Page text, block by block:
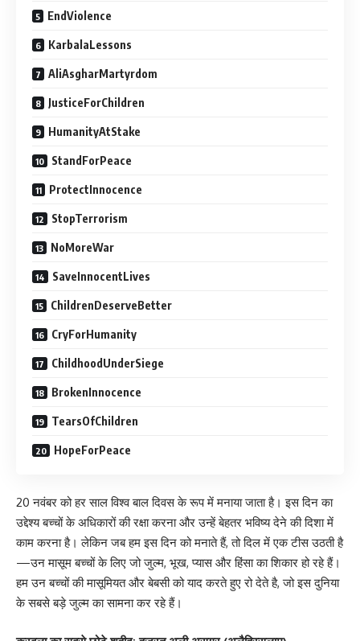
EndViolence
KarbalaLessons
AliAsgharMartyrdom
JusticeForChildren
HumanityAtStake
StandForPeace
ProtectInnocence
StopTerrorism
NoMoreWar
SaveInnocentLives
ChildrenDeserveBetter
CryForHumanity
ChildhoodUnderSiege
BrokenInnocence
TearsOfChildren
HopeForPeace
20 नवंबर को हर साल विश्व बाल दिवस के रूप में मनाया जाता है। इस दिन का
उद्देश्य बच्चों के अधिकारों की रक्षा करना और उन्हें बेहतर भविष्य देने की दिशा में
काम करना है। लेकिन जब हम इस दिन को मनाते हैं, तो दिल में एक टीस उठती है
—उन मासूम बच्चों के लिए जो जुल्म, भूख, प्यास और हिंसा का शिकार हो रहे हैं।
हम उन बच्चों की मासूमियत और बेबसी को याद करते हुए रो देते है, जो इस दुनिया
के सबसे बड़े जुल्म का सामना कर रहे हैं।